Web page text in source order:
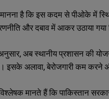
मानना है कि इस कदम से पीओके में
और दबाव में आकर उठाया गया
अब स्थानीय प्रशासन की
इसके अलावा, बेरोजगारी कम
मानते हैं कि पाकिस्तान